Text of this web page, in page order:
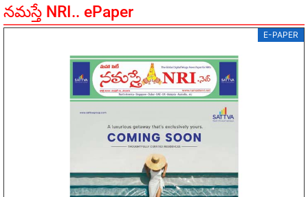
నమస్తే NRI.. ePaper
E-PAPER